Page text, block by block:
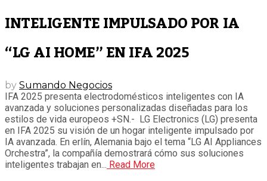
INTELIGENTE IMPULSADO POR IA
“LG AI HOME” EN IFA 2025
by Sumando Negocios
IFA 2025 presenta electrodomésticos inteligentes con IA
avanzada y soluciones personalizadas diseñadas para los
estilos de vida europeos +SN.- LG Electronics (LG) presenta
en IFA 2025 su visión de un hogar inteligente impulsado por
IA avanzada. En erlín, Alemania bajo el tema “LG AI Appliances
Orchestra”, la compañía demostrará cómo sus soluciones
inteligentes trabajan en... Read More